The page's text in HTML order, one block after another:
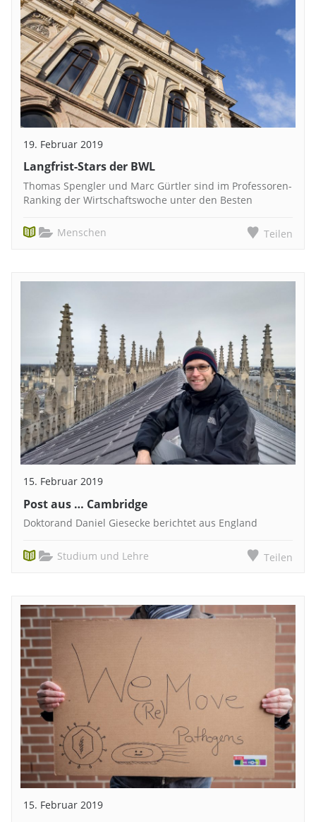
19. Februar 2019
Langfrist-Stars der BWL
Thomas Spengler und Marc Gürtler sind im Professoren-
Ranking der Wirtschaftswoche unter den Besten
Menschen Teilen
15. Februar 2019
Post aus … Cambridge
Doktorand Daniel Giesecke berichtet aus England
Studium und Lehre Teilen
15. Februar 2019